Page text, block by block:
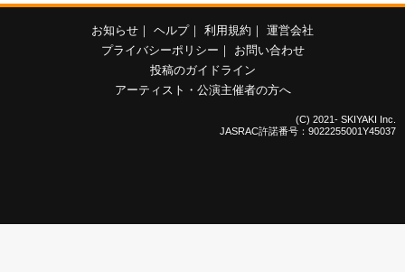
お知らせ ヘルプ 利用規約
運営会社
プライバシーポリシー
お問い合わせ
投稿のガイドライン
アーティスト・公演主催者の方へ
(C) 2021- SKIYAKI Inc.
JASRAC許諾番号：9022255001Y45037